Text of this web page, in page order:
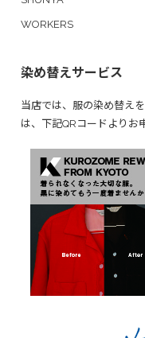
WORKERS
染め替えサービス
当店では、服の染め替え
は、下記QRコードよりお